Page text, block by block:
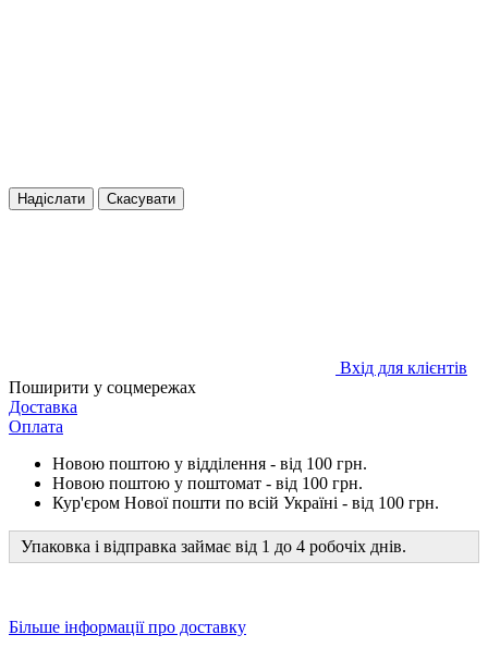
Надіслати Скасувати
Вхід для клієнтів
Поширити у соцмережах
Доставка
Оплата
Новою поштою у відділення - від 100 грн.
Новою поштою у поштомат - від 100 грн.
Кур'єром Нової пошти по всій Україні - від 100 грн.
Упаковка і відправка займає від 1 до 4 робочіх днів.
Більше інформації про доставку